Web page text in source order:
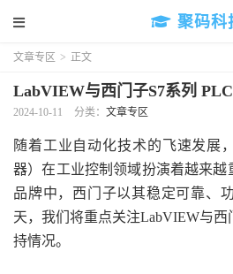
聚码科
文章专区 > 正文
LabVIEW与西门子S7系列
2024-10-11 分类： 文章专区
随着工业自动化技术的飞速发展
器）在工业控制领域扮演着越来越
品牌中，西门子以其稳定可靠、
天，我们将重点关注LabVIEW与西
持情况。